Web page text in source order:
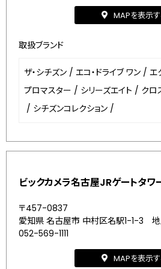
MAPを表示す
取扱ブランド
ザ・シチズン / エコ・ドライブ ワン / エ
プロマスター / シリーズエイト / クロ
/ シチズンコレクション /
ビックカメラ名古屋JRゲートタワ
〒457-0837
愛知県 名古屋市 中村区名駅1-1-3
052-569-1111
MAPを表示す